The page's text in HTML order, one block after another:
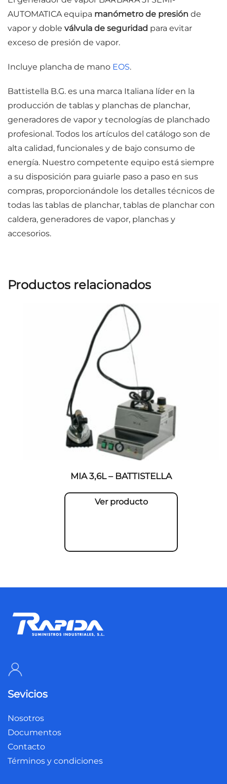
AUTOMATICA equipa manómetro de presión de
vapor y doble válvula de seguridad para evitar
exceso de presión de vapor.
Incluye plancha de mano EOS.
Battistella B.G. es una marca Italiana líder en la
producción de tablas y planchas de planchar,
generadores de vapor y tecnologías de planchado
profesional. Todos los artículos del catálogo son de
alta calidad, funcionales y de bajo consumo de
energía. Nuestro competente equipo está siempre
a su disposición para guiarle paso a paso en sus
compras, proporcionándole los detalles técnicos de
todas las tablas de planchar, tablas de planchar con
caldera, generadores de vapor, planchas y
accesorios.
Productos relacionados
MIA 3,6L – BATTISTELLA
Ver producto
Sevicios
Nosotros
Documentos
Contacto
Términos y condiciones